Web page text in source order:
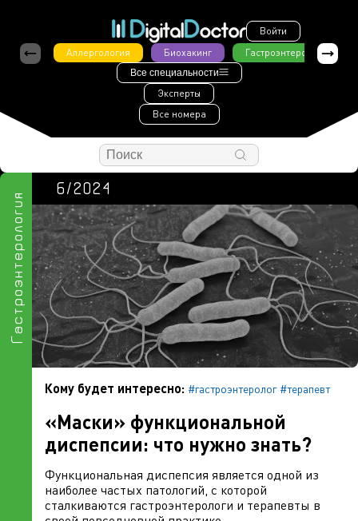
Войти
Аллергология
Биохакинг Гастроэнтерология
Все специальности
Эксперты
Все номера
Гастроэнтерология
6/2024
Кому будет интересно: #гастроэнтеролог #терапевт
«Маски» функциональной
диспепсии: что нужно знать?
Функциональная диспепсия является одной из
наиболее частых патологий, с которой
сталкиваются гастроэнтерологи и терапевты в